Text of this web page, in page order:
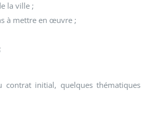
la ville ;
à mettre en œuvre ;
contrat initial, quelques thématiques